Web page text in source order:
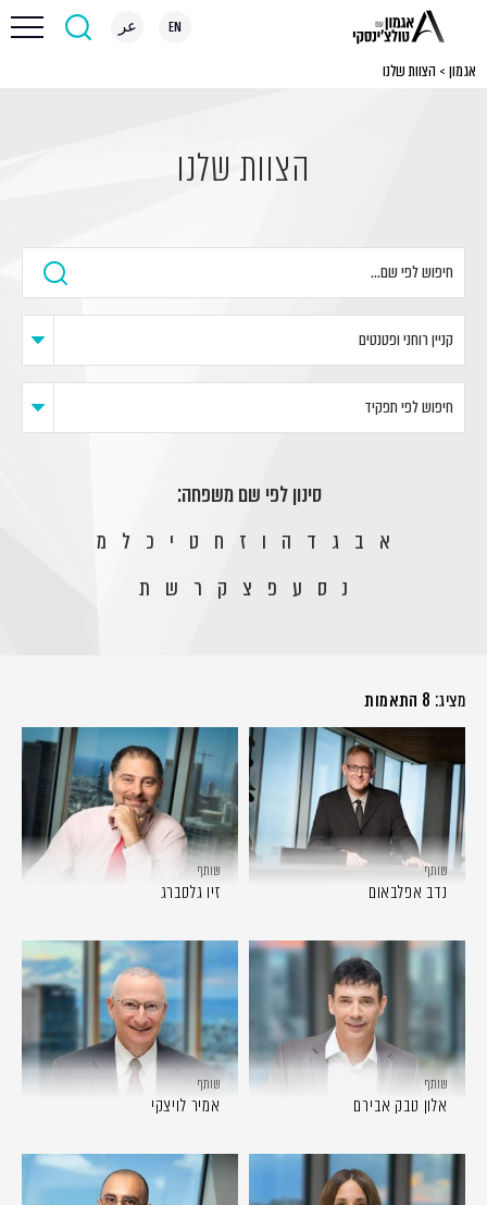
EN عر
אגמון > הצוות שלנו
הצוות שלנו
סינון לפי שם משפחה:
א ב ג ד ה ו ז ח ט י כ ל מ
נ ס ע פ צ ק ר ש ת
מציג: 8 התאמות
שותף
נדב אפלבאום
שותף
זיו גלסברג
שותף
אלון טבק אבירם
שותף
אמיר לויצקי